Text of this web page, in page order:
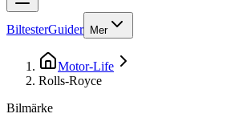
BiltesterGuider Mer
Motor-Life
Rolls-Royce
Bilmärke